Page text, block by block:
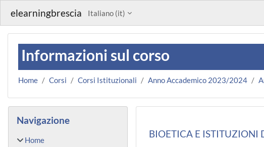
elearningbrescia Italiano ‎(it)‎
Informazioni sul corso
Home Corsi Corsi Istituzionali Anno Accademico 2023/2024
BIOETICA E ISTITUZIONI
Blocchi
Navigazione
Home